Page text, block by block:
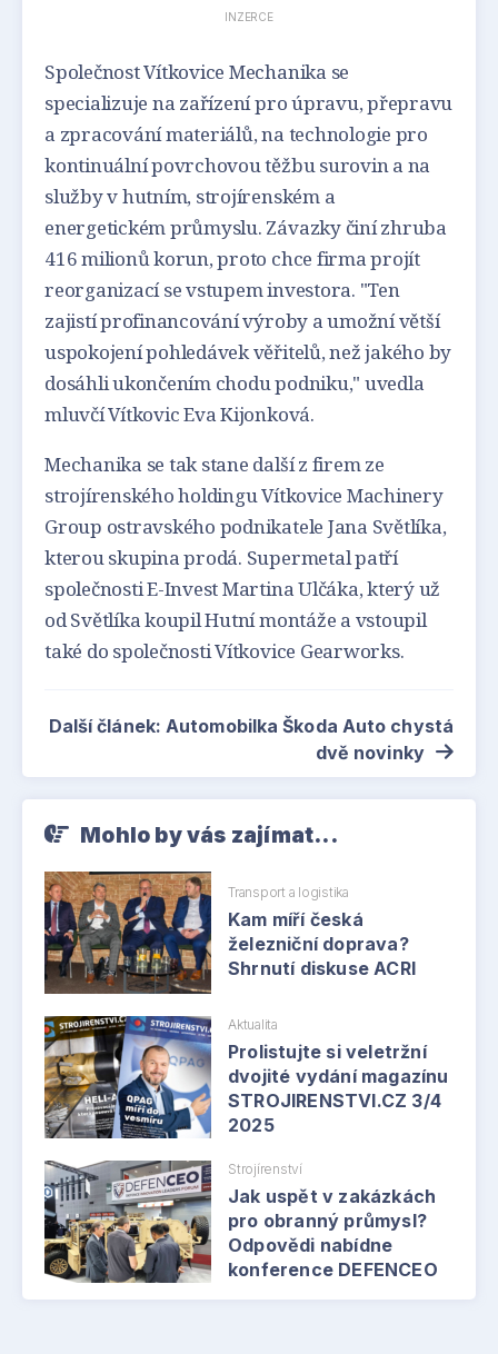
INZERCE
Společnost Vítkovice Mechanika se
specializuje na zařízení pro úpravu, přepravu
a zpracování materiálů, na technologie pro
kontinuální povrchovou těžbu surovin a na
služby v hutním, strojírenském a
energetickém průmyslu. Závazky činí zhruba
416 milionů korun, proto chce firma projít
reorganizací se vstupem investora. "Ten
zajistí profinancování výroby a umožní větší
uspokojení pohledávek věřitelů, než jakého by
dosáhli ukončením chodu podniku," uvedla
mluvčí Vítkovic Eva Kijonková.
Mechanika se tak stane další z firem ze
strojírenského holdingu Vítkovice Machinery
Group ostravského podnikatele Jana Světlíka,
kterou skupina prodá. Supermetal patří
společnosti E-Invest Martina Ulčáka, který už
od Světlíka koupil Hutní montáže a vstoupil
také do společnosti Vítkovice Gearworks.
Další článek: Automobilka Škoda Auto chystá
dvě novinky
Mohlo by vás zajímat...
Transport a logistika
Kam míří česká
železniční doprava?
Shrnutí diskuse ACRI
Aktualita
Prolistujte si veletržní
dvojité vydání magazínu
STROJIRENSTVI.CZ 3/4
2025
Strojírenství
Jak uspět v zakázkách
pro obranný průmysl?
Odpovědi nabídne
konference DEFENCEO